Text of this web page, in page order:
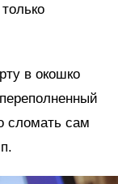
в окошко
сломать сам